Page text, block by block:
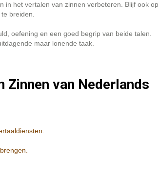
in het vertalen van zinnen verbeteren. Blijf ook op
breiden.
oefening en een goed begrip van beide talen.
maar lonende taak.
van Nederlands